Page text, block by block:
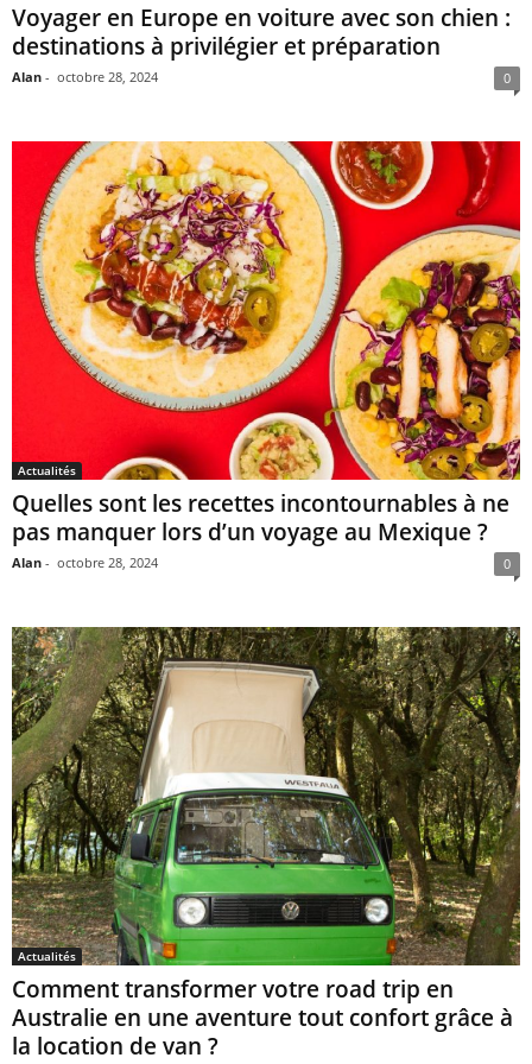
Voyager en Europe en voiture avec son chien :
destinations à privilégier et préparation
Alan - octobre 28, 2024 0
Actualités
Quelles sont les recettes incontournables à ne
pas manquer lors d’un voyage au Mexique ?
Alan - octobre 28, 2024 0
Actualités
Comment transformer votre road trip en
Australie en une aventure tout confort grâce à
la location de van ?